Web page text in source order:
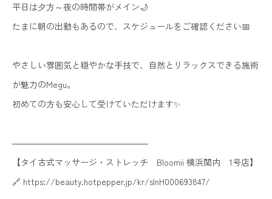
平日は夕方～夜の時間帯がメイン🌙
たまに朝の出勤もあるので、スケジュールをご確認ください📅
やさしい雰囲気と穏やかな手技で、自然とリラックスできる施術
が魅力のMegu。
初めての方も安心して受けていただけます✨
――――――――――――――――
【タイ古式マッサージ・ストレッチ Bloomii 横浜関内 1号店】
🔗 https://beauty.hotpepper.jp/kr/slnH000693847/